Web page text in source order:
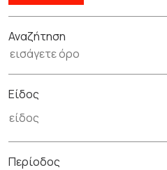
Αναζήτηση
Είδος
Περίοδος